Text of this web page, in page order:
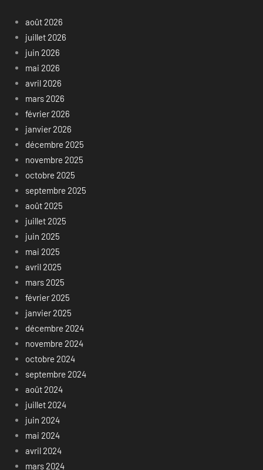
août 2026
juillet 2026
juin 2026
mai 2026
avril 2026
mars 2026
février 2026
janvier 2026
décembre 2025
novembre 2025
octobre 2025
septembre 2025
août 2025
juillet 2025
juin 2025
mai 2025
avril 2025
mars 2025
février 2025
janvier 2025
décembre 2024
novembre 2024
octobre 2024
septembre 2024
août 2024
juillet 2024
juin 2024
mai 2024
avril 2024
mars 2024